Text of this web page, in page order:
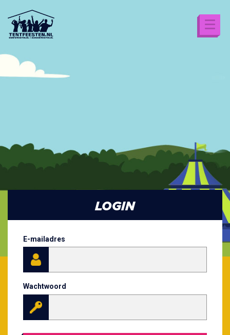
LOGIN
E-mailadres
Wachtwoord